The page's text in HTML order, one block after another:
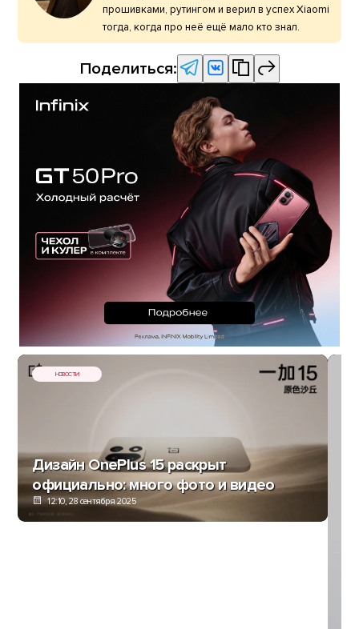
прошивками, рутингом и верил в успех Xiaomi
тогда, когда про неё ещё мало кто знал.
Поделиться:
НОВОСТИ
Дизайн OnePlus 15 раскрыт
официально: много фото и видео
12:10, 28 сентября 2025